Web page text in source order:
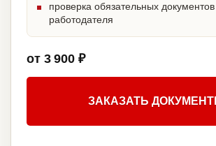
проверка обязательных документов
работодателя
от 3 900 ₽
ЗАКАЗАТЬ